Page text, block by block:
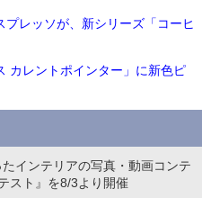
プレッソが、新シリーズ「コーヒ
カレントポインター」に新色ピ
インテリアの写真・動画コンテ
スト』を8/3より開催